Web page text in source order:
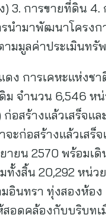
3. การขายที่ดิน
นำมาพัฒนาโครง
มมูลค่าประเมินทรั
ง การเคหะแห่งช
จำนวน 6,546 หน่
ก่อสร้างแล้วเสร็จ
ะก่อสร้างแล้วเส
ายน 2570 พร้อม
ทั้งสิ้น 20,292 หน่
อินทรา ทุ่งสองห้อ
ดคล้องกับบริบทเ